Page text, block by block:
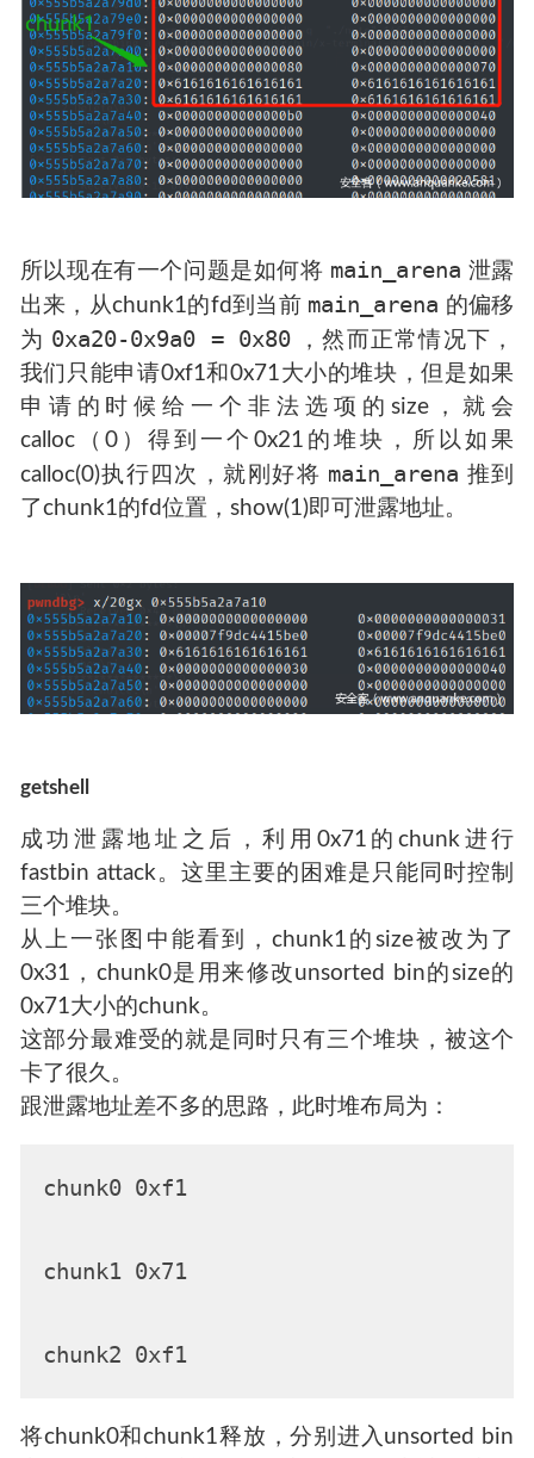
所以现在有一个问题是如何将 main_arena 泄露
出来，从chunk1的fd到当前 main_arena 的偏移
为 0xa20-0x9a0 = 0x80，然而正常情况下，
我们只能申请0xf1和0x71大小的堆块，但是如果
申请的时候给一个非法选项的size，就会
calloc（0）得到一个0x21的堆块，所以如果
calloc(0)执行四次，就刚好将 main_arena 推到
了chunk1的fd位置，show(1)即可泄露地址。
getshell
成功泄露地址之后，利用0x71的chunk进行
fastbin attack。这里主要的困难是只能同时控制
三个堆块。
从上一张图中能看到，chunk1的size被改为了
0x31，chunk0是用来修改unsorted bin的size的
0x71大小的chunk。
这部分最难受的就是同时只有三个堆块，被这个
卡了很久。
跟泄露地址差不多的思路，此时堆布局为：
chunk0 0xf1
chunk1 0x71
chunk2 0xf1
将chunk0和chunk1释放，分别进入unsorted bin